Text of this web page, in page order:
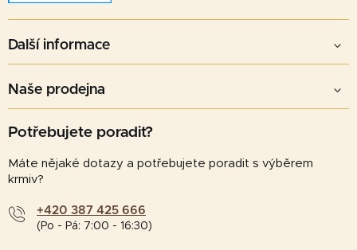
Další informace
Naše prodejna
Potřebujete poradit?
Máte nějaké dotazy a potřebujete poradit s výběrem
krmiv?
+420 387 425 666
(Po - Pá: 7:00 - 16:30)